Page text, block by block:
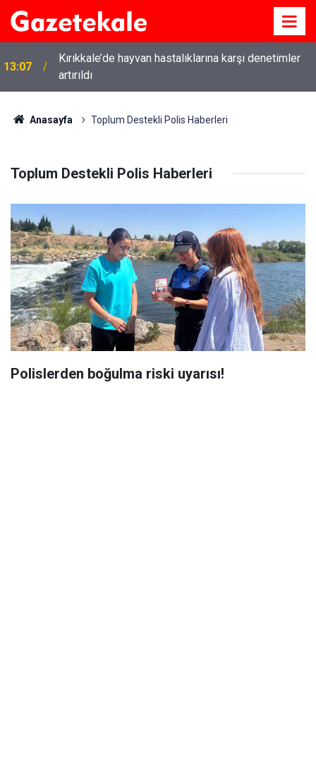
13:07
Kırıkkale’de hayvan hastalıklarına karşı denetimler
artırıldı
Anasayfa Toplum Destekli Polis Haberleri
Toplum Destekli Polis Haberleri
Polislerden boğulma riski uyarısı!